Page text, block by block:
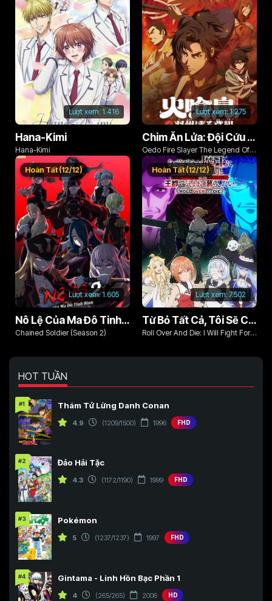
Lượt xem: 1.416
Hana-Kimi
Hana-Kimi
Lượt xem:1.275
Chim Ăn Lửa: Đội Cứu Hỏa Rách Rưới Vùng Ushu
Oedo Fire Slayer The Legend Of
Phoenix
Lượt xem:1.605
Hoàn Tất (12/12)
Nô Lệ Của Ma Đô Tinh Binh (Phần 2)
Chained Soldier (Season 2)
Lượt xem:7.502
Hoàn Tất (12/12)
Từ Bỏ Tất Cả, Tôi Sẽ Chiến Đấu Cho Một Cuộc Sống Bình Thường Với Tình Yêu Của Đời Mình Và Chiếc Thanh Kiếm Bị Nguyền Rủa!
Roll Over And Die: I Will Fight For
Cursed Sword!
HOT TUẦN
#1 Thám Tử Lừng Danh Conan
4.9 (1209/1500) 1996 FHD
#2 Đảo Hải Tặc
4.3 (1172/1190) 1999 FHD
#3 Pokémon
5 (1237/1237) 1997 FHD
#4 Gintama - Linh Hồn Bạc Phần 1
4 (265/265) 2006 HD